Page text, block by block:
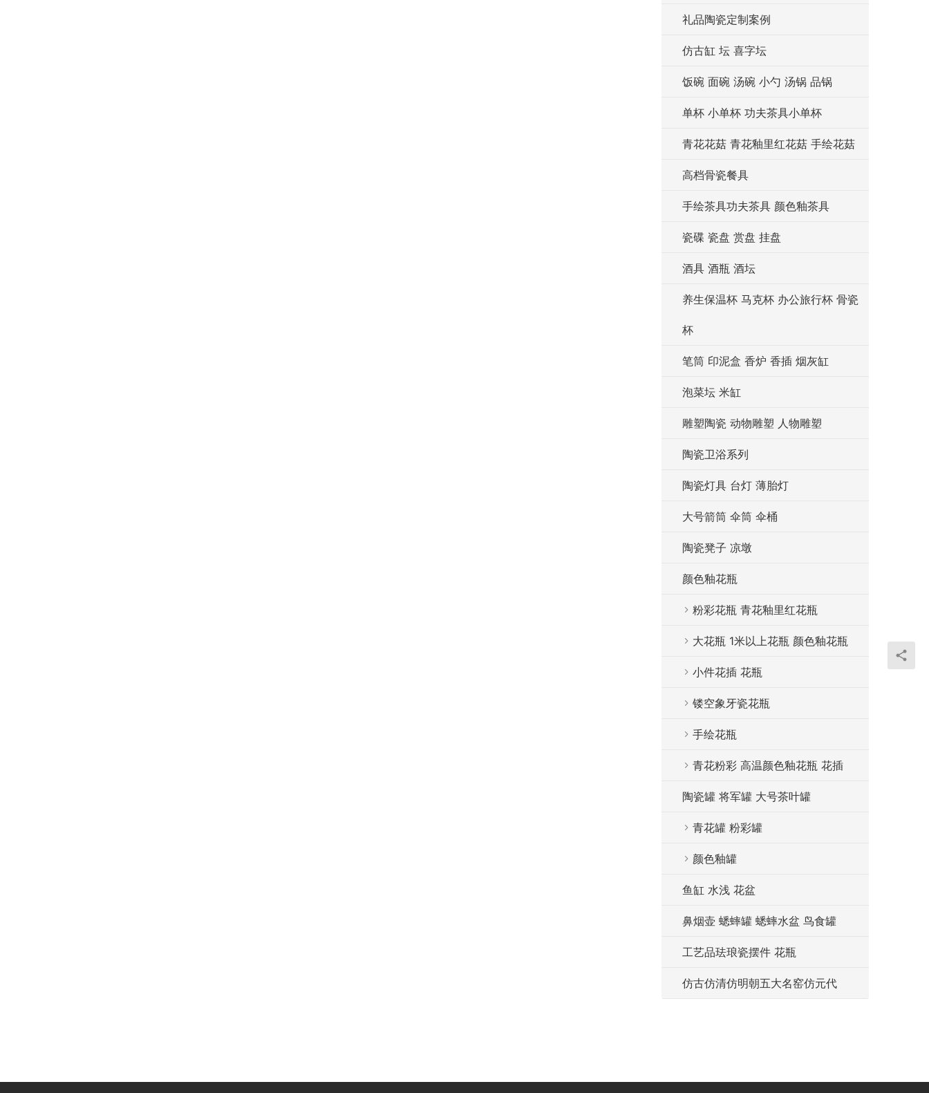
礼品陶瓷定制案例
仿古缸 坛 喜字坛
饭碗 面碗 汤碗 小勺 汤锅 品锅
单杯 小单杯 功夫茶具小单杯
青花花菇 青花釉里红花菇 手绘花菇
高档骨瓷餐具
手绘茶具功夫茶具 颜色釉茶具
瓷碟 瓷盘 赏盘 挂盘
酒具 酒瓶 酒坛
养生保温杯 马克杯 办公旅行杯 骨瓷
杯
笔筒 印泥盒 香炉 香插 烟灰缸
泡菜坛 米缸
雕塑陶瓷 动物雕塑 人物雕塑
陶瓷卫浴系列
陶瓷灯具 台灯 薄胎灯
大号箭筒 伞筒 伞桶
陶瓷凳子 凉墩
颜色釉花瓶
粉彩花瓶 青花釉里红花瓶
大花瓶 1米以上花瓶 颜色釉花瓶
小件花插 花瓶
镂空象牙瓷花瓶
手绘花瓶
青花粉彩 高温颜色釉花瓶 花插
陶瓷罐 将军罐 大号茶叶罐
青花罐 粉彩罐
颜色釉罐
鱼缸 水浅 花盆
鼻烟壶 蟋蟀罐 蟋蟀水盆 鸟食罐
工艺品珐琅瓷摆件 花瓶
仿古仿清仿明朝五大名窑仿元代